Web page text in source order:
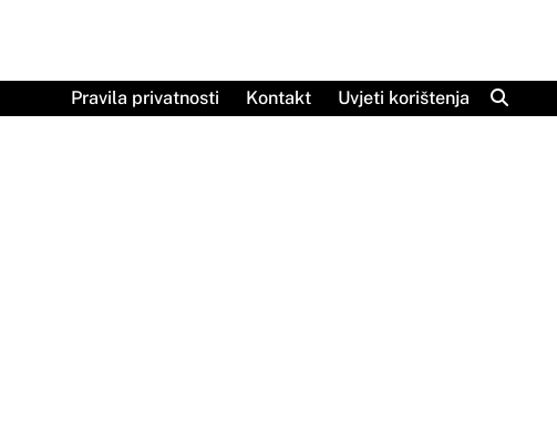
Pravila privatnosti
Kontakt Uvjeti korištenja